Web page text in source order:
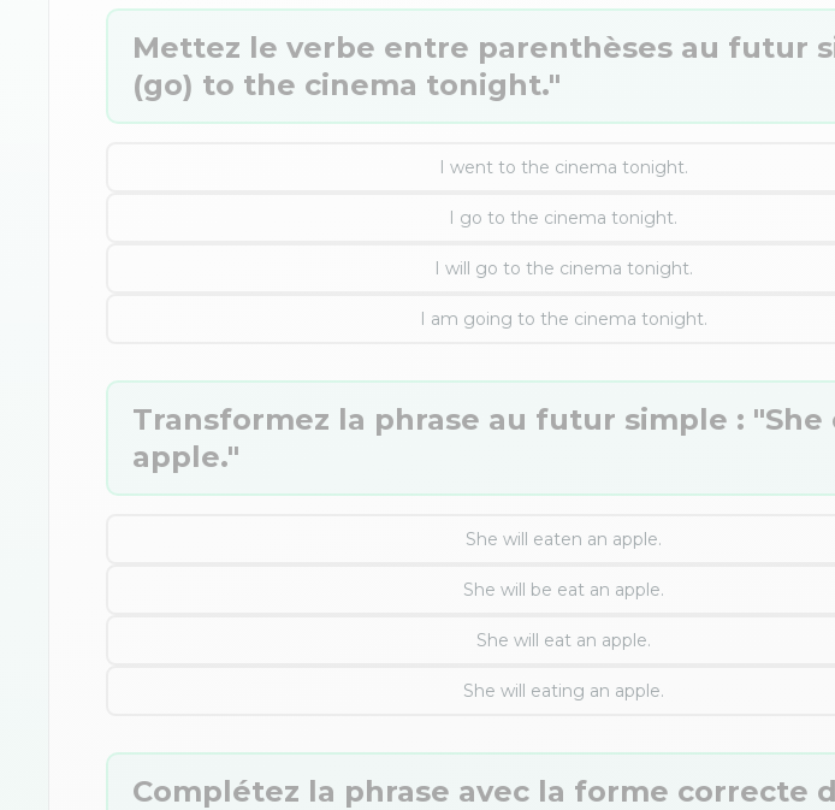
Mettez le verbe entre parenthèses au futur
(go) to the cinema tonight."
I went to the cinema tonight.
I go to the cinema tonight.
I will go to the cinema tonight.
I am going to the cinema tonight.
Transformez la phrase au futur simple : "She
apple."
She will eaten an apple.
She will be eat an apple.
She will eat an apple.
She will eating an apple.
Complétez la phrase avec la forme correcte